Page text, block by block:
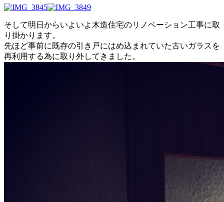
そして明日からいよいよ木造住宅のリノベーション工事に取
り掛かります。
先ほど事前に既存の引き戸にはめ込まれていた古いガラスを
再利用する為に取り外してきました。